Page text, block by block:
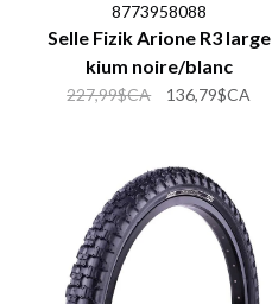
8773958088
Selle Fizik Arione R3 large
kium noire/blanc
227,99$CA 136,79$CA